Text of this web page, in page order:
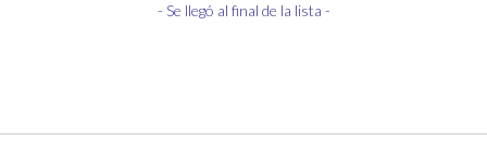
- Se llegó al final de la lista -